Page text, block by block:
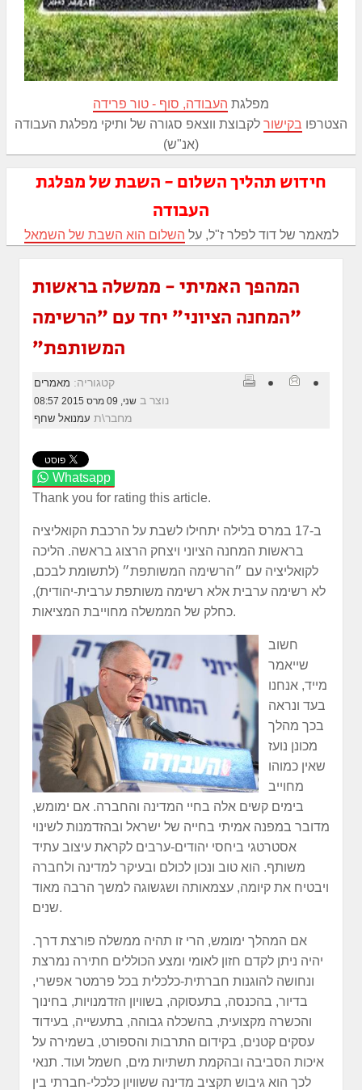
מפלגת העבודה, סוף - טור פרידה
הצטרפו בקישור לקבוצת ווצאפ סגורה של ותיקי מפלגת העבודה
(אנ"ש)
חידוש תהליך השלום - השבת של מפלגת
העבודה
למאמר של דוד לפלר ז"ל, על השלום הוא השבת של השמאל
המהפך האמיתי - ממשלה בראשות
״המחנה הציוני״ יחד עם ״הרשימה
המשותפת״
קטגוריה: מאמרים
נוצר ב שני, 09 מרס 2015 08:57
מחבר\ת עמנואל שחף
Whatsapp
Thank you for rating this article.
ב-17 במרס בלילה יתחילו לשבת על הרכבת הקואליציה
בראשות המחנה הציוני ויצחק הרצוג בראשה. הליכה
לקואליציה עם ״הרשימה המשותפת״ (לתשומת לבכם,
לא רשימה ערבית אלא רשימה משותפת ערבית-יהודית),
כחלק של הממשלה מחוייבת המציאות.
חשוב
שייאמר
מייד, אנחנו
בעד ונראה
בכך מהלך
מכונן נועז
שאין כמוהו
מחוייב
בימים קשים אלה בחיי המדינה והחברה. אם ימומש,
מדובר במפנה אמיתי בחייה של ישראל ובהזדמנות לשינוי
אסטרטגי ביחסי יהודים-ערבים לקראת עיצוב עתיד
משותף. הוא טוב ונכון לכולם ובעיקר למדינה ולחברה
ויבטיח את קיומה, עצמאותה ושגשוגה למשך הרבה מאוד
שנים.
אם המהלך ימומש, הרי זו תהיה ממשלה פורצת דרך.
יהיה ניתן לקדם חזון לאומי ומצע הכוללים חתירה נמרצת
ונחושה להוגנות חברתית-כלכלית בכל פרמטר אפשרי,
בדיור, בהכנסה, בתעסוקה, בשוויון הזדמנויות, בחינוך
והכשרה מקצועית, בהשכלה גבוהה, בתעשייה, בעידוד
עסקים קטנים, בקידום התרבות והספורט, בשמירה על
איכות הסביבה ובהקמת תשתיות מים, חשמל ועוד. תנאי
לכך הוא גיבוש תקציב מדינה ששוויון כלכלי-חברתי בין